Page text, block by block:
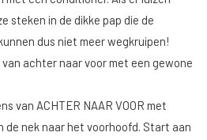
steken in de dikke pap die de
dus niet meer wegkruipen!
achter naar voor met een gewone
van ACHTER NAAR VOOR met
de nek naar het voorhoofd. Start aan